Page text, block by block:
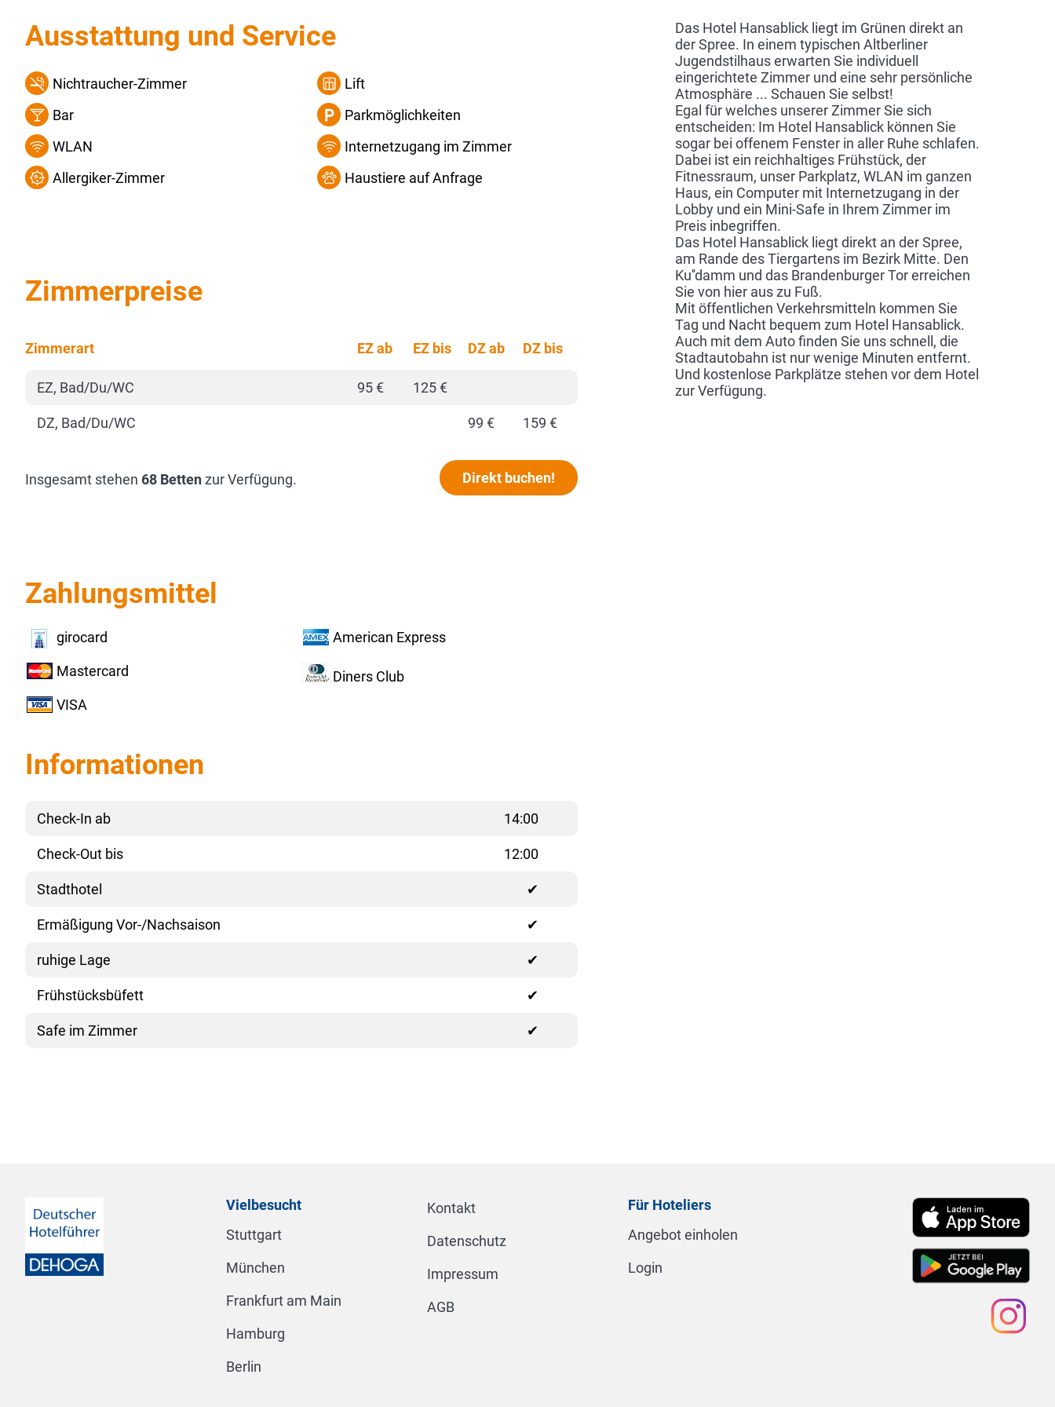
Ausstattung und Service
Nichtraucher-Zimmer
Lift
Bar
Parkmöglichkeiten
WLAN
Internetzugang im Zimmer
Allergiker-Zimmer
Haustiere auf Anfrage
Zimmerpreise
Zimmerart EZ ab EZ bis DZ ab DZ bis
EZ, Bad/Du/WC 95 € 125 €
DZ, Bad/Du/WC 99 € 159 €
Insgesamt stehen 68 Bettenzur Verfügung. Direkt buchen!
Zahlungsmittel
girocard American Express
Mastercard
Diners Club
VISA
Informationen
Check-In ab 14:00
Check-Out bis 12:00
Stadthotel ✔
Ermäßigung Vor-/Nachsaison ✔
ruhige Lage ✔
Frühstücksbüfett ✔
Safe im Zimmer ✔
Das Hotel Hansablick liegt im Grünen direkt an
der Spree. In einem typischen Altberliner
Jugendstilhaus erwarten Sie individuell
eingerichtete Zimmer und eine sehr persönliche
Atmosphäre ... Schauen Sie selbst!
Egal für welches unserer Zimmer Sie sich
entscheiden: Im Hotel Hansablick können Sie
sogar bei offenem Fenster in aller Ruhe schlafen.
Dabei ist ein reichhaltiges Frühstück, der
Fitnessraum, unser Parkplatz, WLAN im ganzen
Haus, ein Computer mit Internetzugang in der
Lobby und ein Mini-Safe in Ihrem Zimmer im
Preis inbegriffen.
Das Hotel Hansablick liegt direkt an der Spree,
am Rande des Tiergartens im Bezirk Mitte. Den
Ku''damm und das Brandenburger Tor erreichen
Sie von hier aus zu Fuß.
Mit öffentlichen Verkehrsmitteln kommen Sie
Tag und Nacht bequem zum Hotel Hansablick.
Auch mit dem Auto finden Sie uns schnell, die
Stadtautobahn ist nur wenige Minuten entfernt.
Und kostenlose Parkplätze stehen vor dem Hotel
zur Verfügung.
Vielbesucht
Stuttgart
München
Frankfurt am Main
Hamburg
Berlin
Kontakt
Datenschutz
Impressum
AGB
Für Hoteliers
Angebot einholen
Login